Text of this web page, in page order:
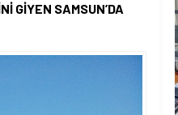
GİYEN SAMSUN’DA